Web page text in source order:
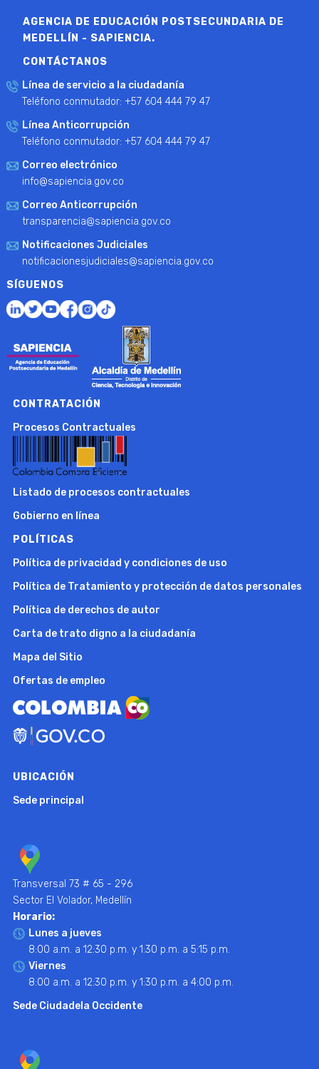
AGENCIA DE EDUCACIÓN POSTSECUNDARIA DE
MEDELLÍN - SAPIENCIA.
CONTÁCTANOS
Línea de servicio a la ciudadanía
Teléfono conmutador: +57 604 444 79 47
Línea Anticorrupción
Teléfono conmutador: +57 604 444 79 47
Correo electrónico
info@sapiencia.gov.co
Correo Anticorrupción
transparencia@sapiencia.gov.co
Notificaciones Judiciales
notificacionesjudiciales@sapiencia.gov.co
SÍGUENOS
CONTRATACIÓN
Procesos Contractuales
Listado de procesos contractuales
Gobierno en línea
POLÍTICAS
Política de privacidad y condiciones de uso
Política de Tratamiento y protección de datos personales
Política de derechos de autor
Carta de trato digno a la ciudadanía
Mapa del Sitio
Ofertas de empleo
UBICACIÓN
Sede principal
Transversal 73 # 65 - 296
Sector El Volador, Medellín
Horario:
Lunes a jueves
8:00 a.m. a 12:30 p.m. y 1:30 p.m. a 5:15 p.m.
Viernes
8:00 a.m. a 12:30 p.m. y 1:30 p.m. a 4:00 p.m.
Sede Ciudadela Occidente